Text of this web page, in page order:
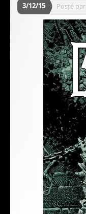
3/12/15 Posté par